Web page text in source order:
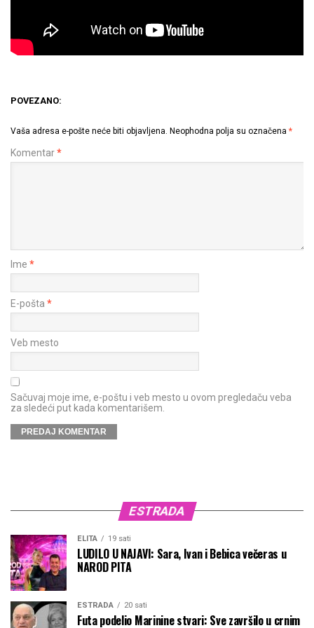
POVEZANO:
Vaša adresa e-pošte neće biti objavljena. Neophodna polja su označena *
Komentar*
Ime *
E-pošta *
Veb mesto
Sačuvaj moje ime, e-poštu i veb mesto u ovom pregledaču veba
za sledeći put kada komentarišem.
ESTRADA
ELITA 19 sati
LUDILO U NAJAVI: Sara, Ivan i Bebica večeras u
NAROD PITA
ESTRADA 20 sati
Futa podelio Marinine stvari: Sve završilo u crnim